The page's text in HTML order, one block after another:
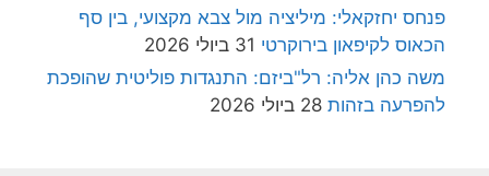
פנחס יחזקאלי: מיליציה מול צבא מקצועי, בין סף
הכאוס לקיפאון בירוקרטי 31 ביולי 2026
משה כהן אליה: רל"ביזם: התנגדות פוליטית שהופכת
להפרעה בזהות 28 ביולי 2026